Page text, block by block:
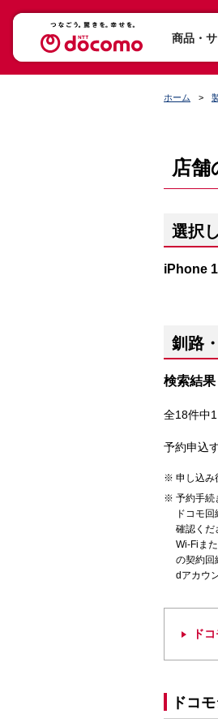
商品・
ホーム
店舗
選択
iPhone
釧路
検索結
全18件中
予約申込
申し込み
予約手続
ドコモ
確認くだ
Wi-Fiま
の契約回
dアカウ
ド
ドコ